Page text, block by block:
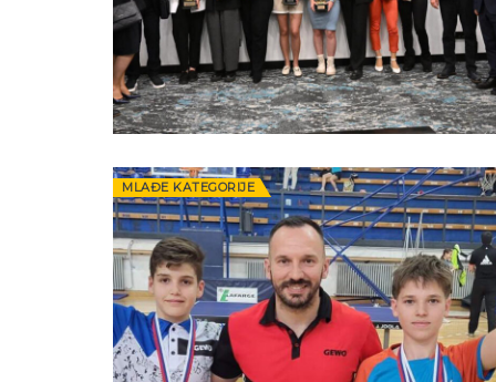
MLAĐE KATEGORIJE